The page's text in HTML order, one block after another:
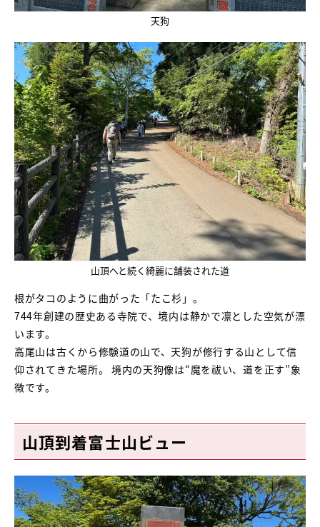
天狗
山頂へと続く綺麗に舗装された道
根がタコのように曲がった「たこ杉」。
744年創建の歴史ある寺院で、境内は静かで凛とした空気が漂
います。
高尾山は古くから修験道の山で、天狗が修行する山として信
仰されてきた場所。 境内の天狗像は“魔を祓い、道を正す”象
徴です。
山頂到着富士山ビュー